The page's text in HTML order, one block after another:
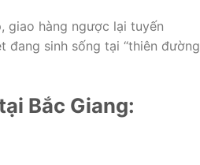
giao hàng ngược lại tuyến
đang sinh sống tại “thiên đường
Bắc Giang: